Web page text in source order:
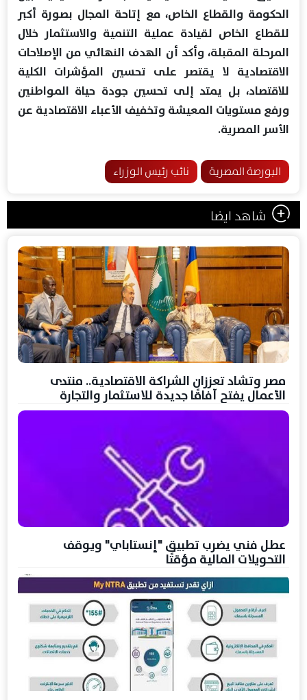
الحكومة والقطاع الخاص، مع إتاحة المجال بصورة أكبر
للقطاع الخاص لقيادة عملية التنمية والاستثمار خلال
المرحلة المقبلة، وأكد أن الهدف النهائي من الإصلاحات
الاقتصادية لا يقتصر على تحسين المؤشرات الكلية
للاقتصاد، بل يمتد إلى تحسين جودة حياة المواطنين
ورفع مستويات المعيشة وتخفيف الأعباء الاقتصادية عن
الأسر المصرية.
البورصة المصرية نائب رئيس الوزراء
شاهد ايضا
مصر وتشاد تعززان الشراكة الاقتصادية.. منتدى
الأعمال يفتح آفاقًا جديدة للاستثمار والتجارة
عطل فني يضرب تطبيق "إنستاباي" ويوقف
التحويلات المالية مؤقتًا